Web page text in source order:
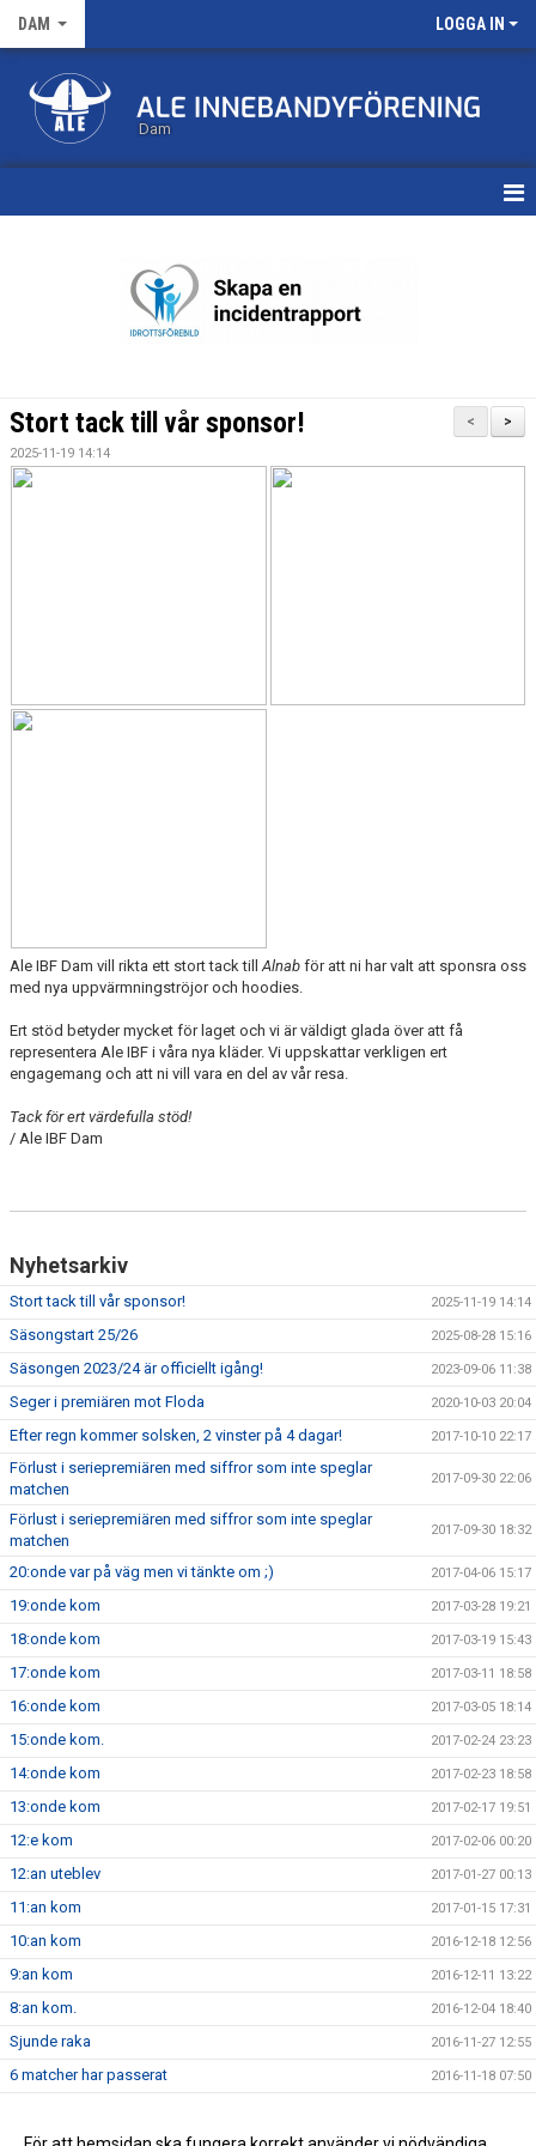
DAM LOGGA IN
Dam
NYHETSARKIV
>
<
Stort tack till vår sponsor!
2025-11-19 14:14
Ale IBF Dam vill rikta ett stort tack tillAlnab för att ni har valt att sponsra oss
med nya uppvärmningströjor och hoodies.
Ert stöd betyder mycket för laget och vi är väldigt glada över att få
representera Ale IBF i våra nya kläder. Vi uppskattar verkligen ert
engagemang och att ni vill vara en del av vår resa.
Tack för ert värdefulla stöd!
/ Ale IBF Dam
Nyhetsarkiv
Stort tack till vår sponsor! 2025-11-19 14:14
Säsongstart 25/26 2025-08-28 15:16
Säsongen 2023/24 är officiellt igång! 2023-09-06 11:38
Seger i premiären mot Floda 2020-10-03 20:04
Efter regn kommer solsken, 2 vinster på 4 dagar! 2017-10-10 22:17
Förlust i seriepremiären med siffror som inte speglar
matchen
2017-09-30 22:06
Förlust i seriepremiären med siffror som inte speglar
matchen
2017-09-30 18:32
20:onde var på väg men vi tänkte om ;) 2017-04-06 15:17
19:onde kom 2017-03-28 19:21
18:onde kom 2017-03-19 15:43
17:onde kom 2017-03-11 18:58
16:onde kom 2017-03-05 18:14
15:onde kom. 2017-02-24 23:23
14:onde kom 2017-02-23 18:58
13:onde kom 2017-02-17 19:51
12:e kom 2017-02-06 00:20
12:an uteblev 2017-01-27 00:13
11:an kom 2017-01-15 17:31
10:an kom 2016-12-18 12:56
9:an kom 2016-12-11 13:22
8:an kom. 2016-12-04 18:40
Sjunde raka 2016-11-27 12:55
6 matcher har passerat 2016-11-18 07:50
4 matcher har passerat